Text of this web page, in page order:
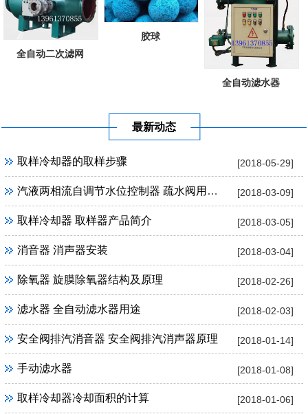
全自动二次滤网
胶球
全自动滤水器
最新动态
[2018-05-29]
取样冷却器的取样步骤
[2018-03-09]
汽液两相流自调节水位控制器 疏水阀用途及优点
[2018-03-05]
取样冷却器 取样器产品简介
[2018-03-04]
消音器 消声器安装
[2018-02-26]
除氧器 旋膜除氧器结构及原理
[2018-02-03]
滤水器 全自动滤水器用途
[2018-01-14]
安全阀排汽消音器 安全阀排汽消声器原理
[2018-01-08]
手动滤水器
[2018-01-06]
取样冷却器冷却面积的计算